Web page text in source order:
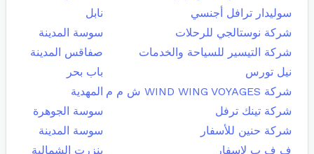
سوليدار ترافل أجنسي
نابل
شركة نوستالجي للرحلات
سوسة المدينة
شركة التيسير للسياحة والخدمات
صفاقس المدينة
نيل تورس
باب بحر
شركة WIND WING VOYAGES ش م م
المهدية
شركة تينك ترفل
سوسة الجوهرة
شركة حنين للأسفار
سوسة المدينة
ف ف ب لاسفار
بنزرت الشمالية